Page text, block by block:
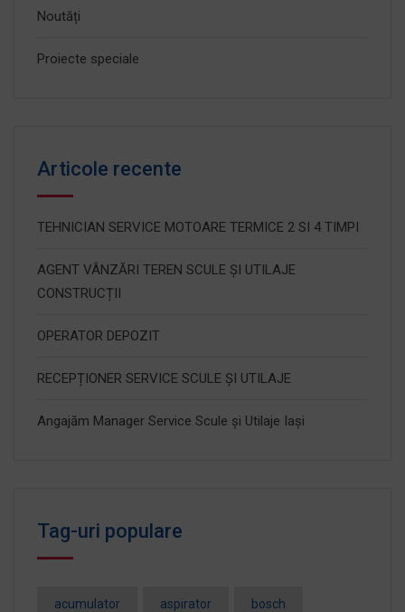
Noutăți
Proiecte speciale
Articole recente
TEHNICIAN SERVICE MOTOARE TERMICE 2 SI 4 TIMPI
AGENT VÂNZĂRI TEREN SCULE ȘI UTILAJE
CONSTRUCȚII
OPERATOR DEPOZIT
RECEPȚIONER SERVICE SCULE ȘI UTILAJE
Angajăm Manager Service Scule și Utilaje Iași
Tag-uri populare
acumulator aspirator bosch